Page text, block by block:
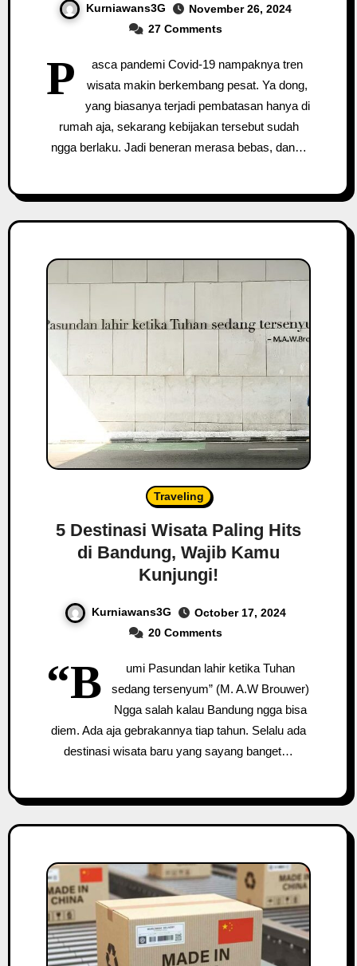
Kurniawans3G
November 26, 2024
27 Comments
P
asca pandemi Covid-19 nampaknya tren
wisata makin berkembang pesat. Ya dong,
yang biasanya terjadi pembatasan hanya di
rumah aja, sekarang kebijakan tersebut sudah
ngga berlaku. Jadi beneran merasa bebas, dan…
Traveling
5 Destinasi Wisata Paling Hits
di Bandung, Wajib Kamu
Kunjungi!
Kurniawans3G
October 17, 2024
20 Comments
“B
umi Pasundan lahir ketika Tuhan
sedang tersenyum” (M. A.W Brouwer)
Ngga salah kalau Bandung ngga bisa
diem. Ada aja gebrakannya tiap tahun. Selalu ada
destinasi wisata baru yang sayang banget…